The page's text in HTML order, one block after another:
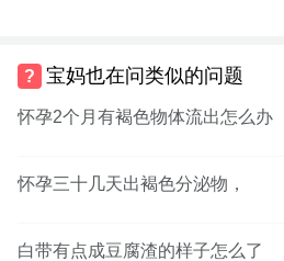
宝妈也在问类似的问题
怀孕2个月有褐色物体流出怎么办
怀孕三十几天出褐色分泌物，
白带有点成豆腐渣的样子怎么了